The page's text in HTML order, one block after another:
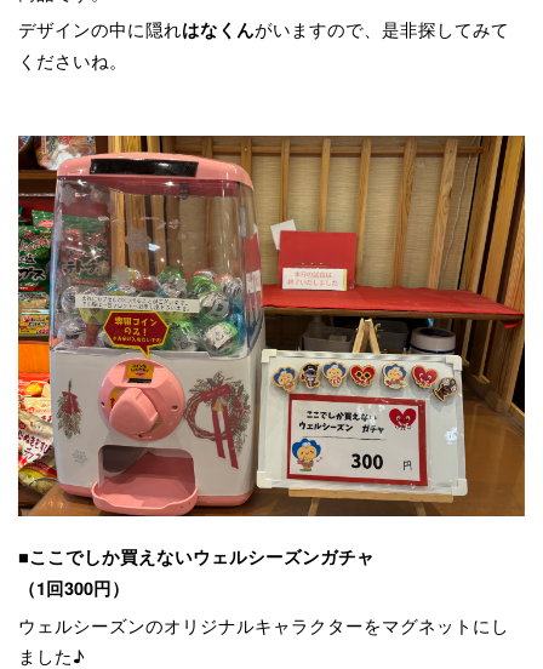
デザインの中に隠れはなくんがいますので、是非探してみて
くださいね。
■ここでしか買えないウェルシーズンガチャ
（1回300円）
ウェルシーズンのオリジナルキャラクターをマグネットにし
ました♪